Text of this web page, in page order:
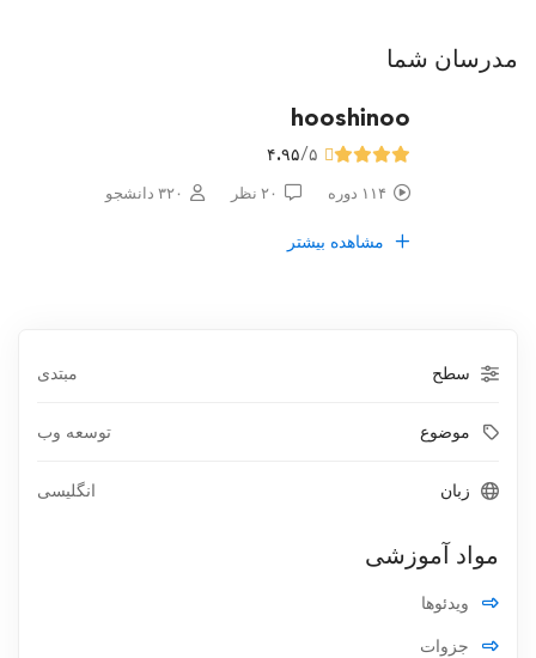
مدرسان شما
hooshinoo
۴.۹۵/۵
۱۱۴ دوره ۲۰ نظر ۳۲۰ دانشجو
مشاهده بیشتر
سطح مبتدی
موضوع توسعه وب
زبان انگلیسی
مواد آموزشی
ویدئوها
جزوات